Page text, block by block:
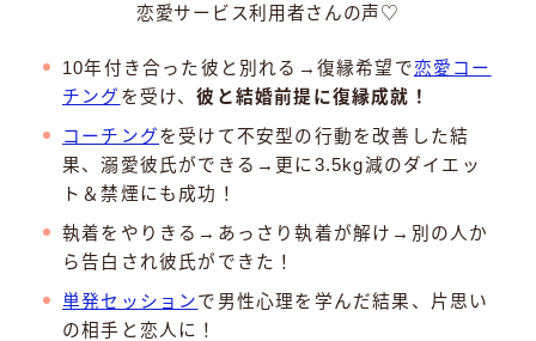
恋愛サービス利用者さんの声♡
10年付き合った彼と別れる→復縁希望で恋愛コー
チング を受け、彼と結婚前提に復縁成就！
コーチングを受けて不安型の行動を改善した結
果、溺愛彼氏ができる→更に3.5kg減のダイエッ
ト＆禁煙にも成功！
執着をやりきる→あっさり執着が解け→別の人か
ら告白され彼氏ができた！
単発セッションで男性心理を学んだ結果、片思い
の相手と恋人に！